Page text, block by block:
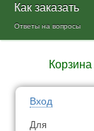
Как заказать
Ответы на вопросы
Корзина
Вход
Для